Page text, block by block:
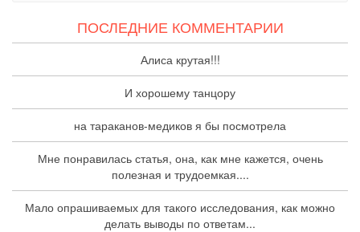
ПОСЛЕДНИЕ КОММЕНТАРИИ
Алиса крутая!!!
И хорошему танцору
на тараканов-медиков я бы посмотрела
Мне понравилась статья, она, как мне кажется, очень
полезная и трудоемкая....
Мало опрашиваемых для такого исследования, как можно
делать выводы по ответам...